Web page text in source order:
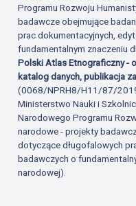
Programu Rozwoju
badawcze obejmujące
prac dokumentacyjnych,
fundamentalnym znaczeniu
Polski Atlas Etnograficzny -
katalog danych, publikacja
(0068/NPRH8/H11/87/
Ministerstwo Nauki i
Narodowego Programu
narodowe - projekty
dotyczące długofalowych
badawczych o
narodowej).